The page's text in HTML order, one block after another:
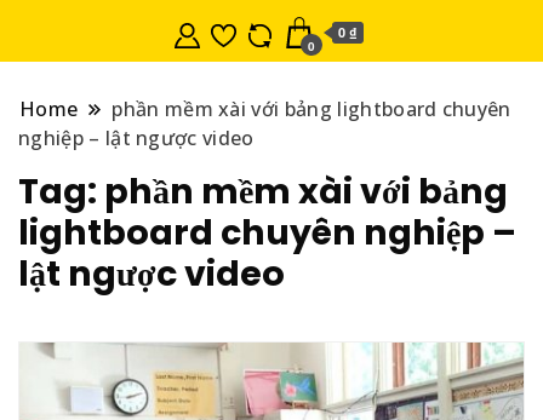
0
0 ₫
Home
phần mềm xài với bảng lightboard chuyên
nghiệp – lật ngược video
Tag: phần mềm xài với bảng
lightboard chuyên nghiệp –
lật ngược video